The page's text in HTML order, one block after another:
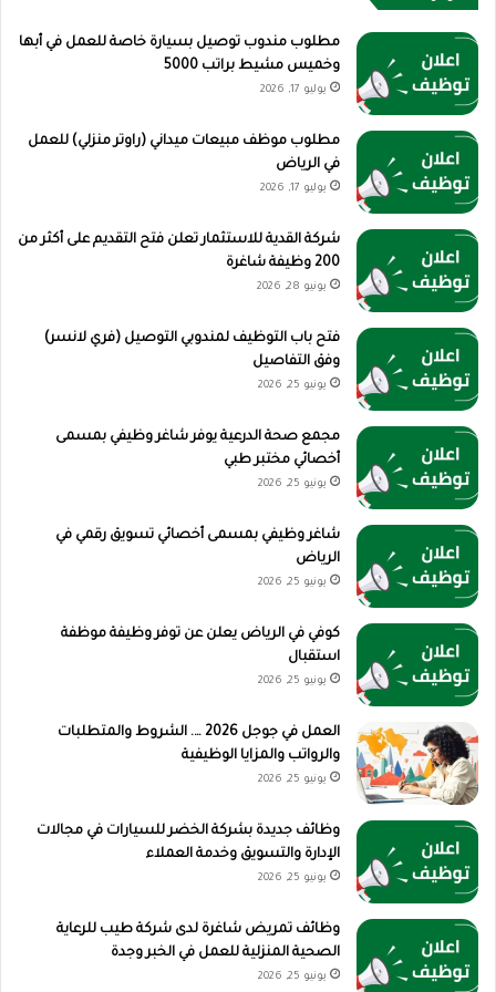
مطلوب مندوب توصيل بسيارة خاصة للعمل في أبها
وخميس مشيط براتب 5000
يوليو 17, 2026
مطلوب موظف مبيعات ميداني (راوتر منزلي) للعمل
في الرياض
يوليو 17, 2026
شركة القدية للاستثمار تعلن فتح التقديم على أكثر من
200 وظيفة شاغرة
يونيو 28, 2026
فتح باب التوظيف لمندوبي التوصيل (فري لانسر)
وفق التفاصيل
يونيو 25, 2026
مجمع صحة الدرعية يوفر شاغر وظيفي بمسمى
أخصائي مختبر طبي
يونيو 25, 2026
شاغر وظيفي بمسمى أخصائي تسويق رقمي في
الرياض
يونيو 25, 2026
كوفي في الرياض يعلن عن توفر وظيفة موظفة
استقبال
يونيو 25, 2026
العمل في جوجل 2026 …. الشروط والمتطلبات
والرواتب والمزايا الوظيفية
يونيو 25, 2026
وظائف جديدة بشركة الخضر للسيارات في مجالات
الإدارة والتسويق وخدمة العملاء
يونيو 25, 2026
وظائف تمريض شاغرة لدى شركة طيب للرعاية
الصحية المنزلية للعمل في الخبر وجدة
يونيو 25, 2026